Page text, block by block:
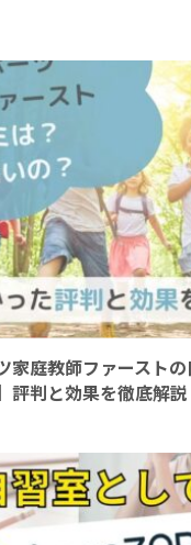
家庭教師ファースト
評判と効果を徹底解説